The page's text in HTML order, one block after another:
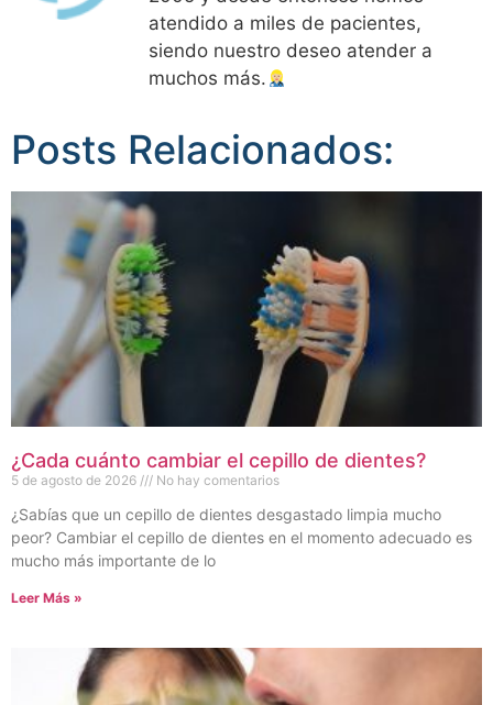
atendido a miles de pacientes,
siendo nuestro deseo atender a
muchos más.
Posts Relacionados:
¿Cada cuánto cambiar el cepillo de dientes?
5 de agosto de 2026 No hay comentarios
¿Sabías que un cepillo de dientes desgastado limpia mucho
peor? Cambiar el cepillo de dientes en el momento adecuado es
mucho más importante de lo
Leer Más »